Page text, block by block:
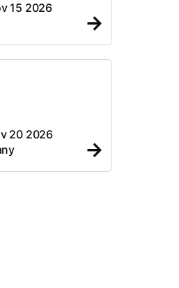
15 2026
20 2026